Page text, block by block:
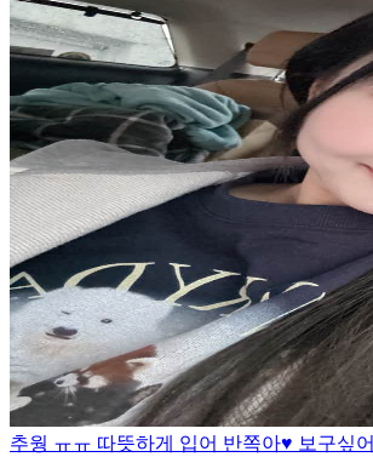
추웡 ㅠㅠ 따뜻하게 입어 반쪽아♥️ 보구싶어